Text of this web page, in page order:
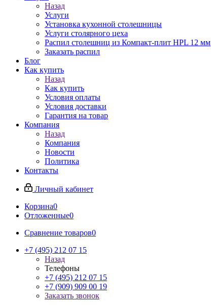
Назад
Услуги
Установка кухонной столешницы
Услуги столярного цеха
Распил столешниц из Компакт-плит HPL 12 мм
Заказать распил
Блог
Как купить
Назад
Как купить
Условия оплаты
Условия доставки
Гарантия на товар
Компания
Назад
Компания
Новости
Политика
Контакты
Личный кабинет
Корзина0
Отложенные0
Сравнение товаров0
+7 (495) 212 07 15
Назад
Телефоны
+7 (495) 212 07 15
+7 (909) 909 00 19
Заказать звонок